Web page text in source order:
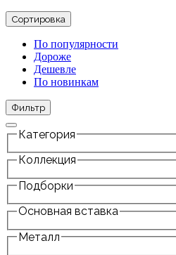
Сортировка
По популярности
Дороже
Дешевле
По новинкам
Фильтр
Категория
Коллекция
Подборки
Основная вставка
Металл